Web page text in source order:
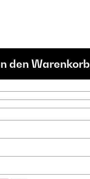
den Warenkorb